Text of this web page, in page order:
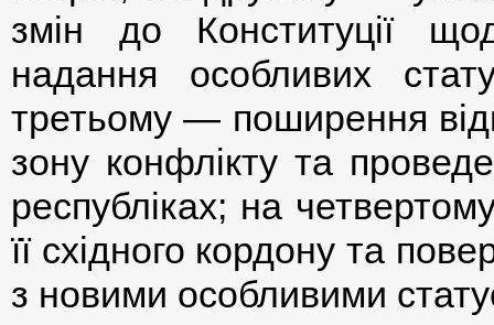
змін до Конституції
надання особливих
третьому — поширення
зону конфлікту та
республіках; на
її східного кордону та
з новими особливими